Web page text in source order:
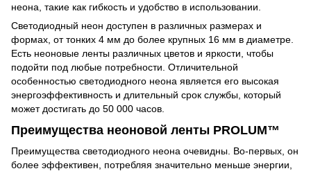
неона, такие как гибкость и удобство в использовании.
Светодиодный неон доступен в различных размерах и
формах, от тонких 4 мм до более крупных 16 мм в диаметре.
Есть неоновые ленты различных цветов и яркости, чтобы
подойти под любые потребности. Отличительной
особенностью светодиодного неона является его высокая
энергоэффективность и длительный срок службы, который
может достигать до 50 000 часов.
Преимущества неоновой ленты PROLUM™
Преимущества светодиодного неона очевидны. Во-первых, он
более эффективен, потребляя значительно меньше энергии,